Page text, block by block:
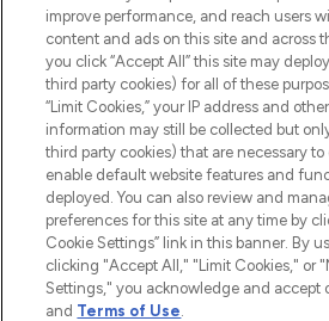
Information
HILFE &
IMPRESSUM
ÜBER
improve performance, and reach users
content and ads on this site and across
you click “Accept All” this site may
third party cookies) for all of these
“Limit Cookies,” your IP address and
information may still be collected but
third party cookies) that are necessary to
enable default website features and
deployed. You can also review and
preferences for this site at any time by
Cookie Settings” link in this banner. By
clicking "Accept All," "Limit Cookies," or
Settings," you acknowledge and accept
and Terms of Use.